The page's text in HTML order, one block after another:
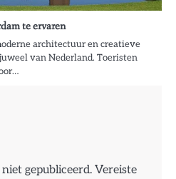
te ervaren
architectuur en creatieve
van Nederland. Toeristen
gepubliceerd.Vereiste